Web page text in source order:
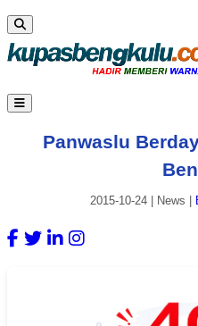
Panwaslu
2015-10-24| News